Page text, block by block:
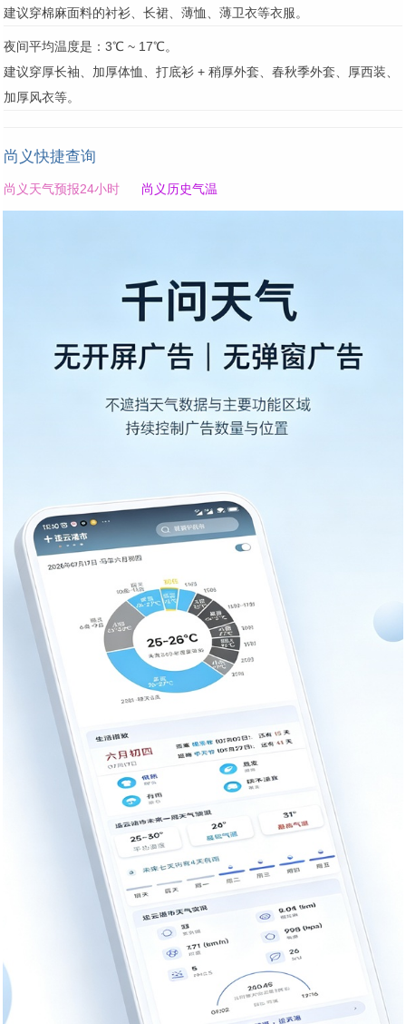
建议穿棉麻面料的衬衫、长裙、薄恤、薄卫衣等衣服。
夜间平均温度是：3℃ ~ 17℃。
建议穿厚长袖、加厚体恤、打底衫 + 稍厚外套、春秋季外套、厚西装、
加厚风衣等。
尚义快捷查询
尚义天气预报24小时 尚义历史气温